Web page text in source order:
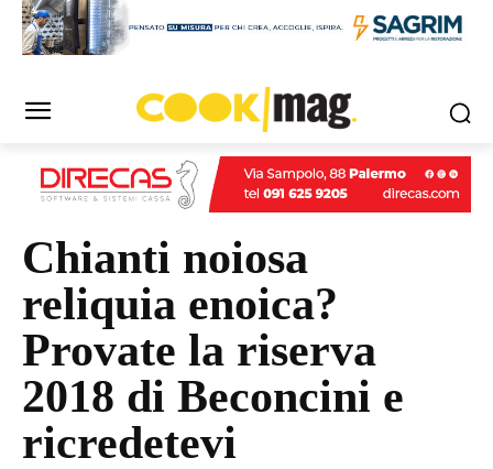
Chianti noiosa
reliquia enoica?
Provate la riserva
2018 di Beconcini e
ricredetevi